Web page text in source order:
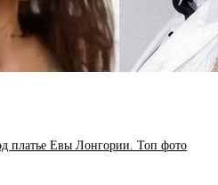
платье Евы Лонгории. Топ фото